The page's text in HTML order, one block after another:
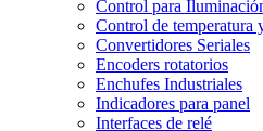
Control para
Control de temperatura
Convertidores Seriales
Encoders rotatorios
Enchufes Industriales
Indicadores para panel
Interfaces de relé